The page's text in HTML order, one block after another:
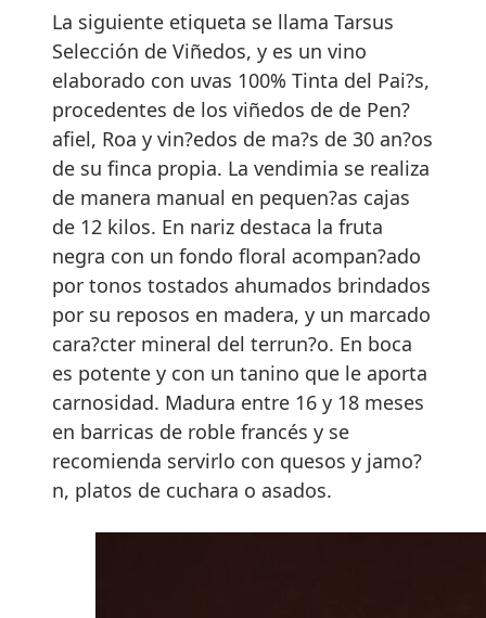
La siguiente etiqueta se llama Tarsus
Selección de Viñedos, y es un vino
elaborado con uvas 100% Tinta del Pai?s,
procedentes de los viñedos de de Pen?
afiel, Roa y vin?edos de ma?s de 30 an?os
de su finca propia. La vendimia se realiza
de manera manual en pequen?as cajas
de 12 kilos. En nariz destaca la fruta
negra con un fondo floral acompan?ado
por tonos tostados ahumados brindados
por su reposos en madera, y un marcado
cara?cter mineral del terrun?o. En boca
es potente y con un tanino que le aporta
carnosidad. Madura entre 16 y 18 meses
en barricas de roble francés y se
recomienda servirlo con quesos y jamo?
n, platos de cuchara o asados.